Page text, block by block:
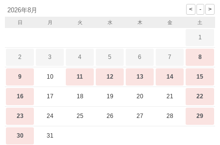
2026年8月
日 月 火 水 木 金 土
1
2 3 4 5 6 7 8
9 10 11 12 13 14 15
16 17 18 19 20 21 22
23 24 25 26 27 28 29
30 31